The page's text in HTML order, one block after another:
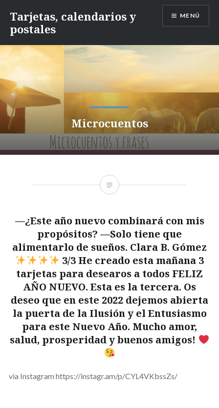
contenido
Tarjetas, calendarios y
postales
MENÚ
Microcuentos
—¿Este año nuevo combinará con mis
propósitos? —Solo tiene que
alimentarlo de sueños. Clara B. Gómez
3/3 He creado esta mañana 3
tarjetas para desearos a todos FELIZ
AÑO NUEVO. Esta es la tercera. Os
deseo que en este 2022 dejemos abierta
la puerta de la Ilusión y el Entusiasmo
para este Nuevo Año. Mucho amor,
salud, prosperidad y buenos amigos!
via Instagram https://instagr.am/p/CYL4VKbssZs/